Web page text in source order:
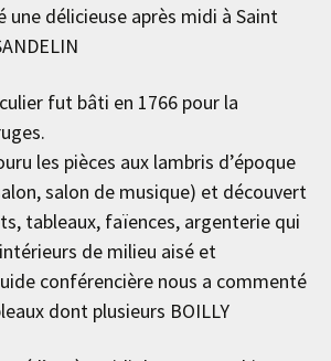
une délicieuse après midi à Saint
fut bâti en 1766 pour la
les pièces aux lambris d’époque
salon de musique) et découvert
tableaux, faïences, argenterie qui
de milieu aisé et
conférencière nous a commenté
dont plusieurs BOILLY